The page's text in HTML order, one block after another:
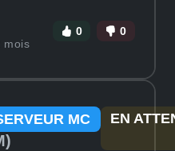
mois
0 0
MC EN